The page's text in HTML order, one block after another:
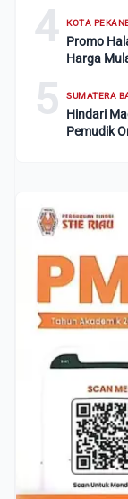
4 KOTA
Promo
Harga
5 SUMATERA
Hindari
Pemudik